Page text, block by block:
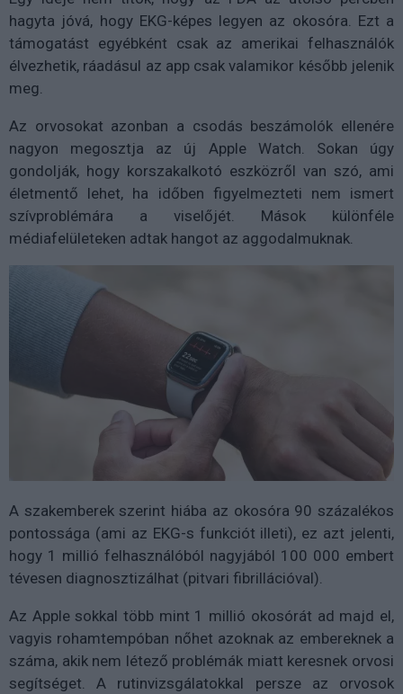
hagyta jóvá, hogy EKG-képes legyen az okosóra. Ezt a
támogatást egyébként csak az amerikai felhasználók
élvezhetik, ráadásul az app csak valamikor később jelenik
meg.
Az orvosokat azonban a csodás beszámolók ellenére
nagyon megosztja az új Apple Watch. Sokan úgy
gondolják, hogy korszakalkotó eszközről van szó, ami
életmentő lehet, ha időben figyelmezteti nem ismert
szívproblémára a viselőjét. Mások különféle
médiafelületeken adtak hangot az aggodalmuknak.
A szakemberek szerint hiába az okosóra 90 százalékos
pontossága (ami az EKG-s funkciót illeti), ez azt jelenti,
hogy 1 millió felhasználóból nagyjából 100 000 embert
tévesen diagnosztizálhat (pitvari fibrillációval).
Az Apple sokkal több mint 1 millió okosórát ad majd el,
vagyis rohamtempóban nőhet azoknak az embereknek a
száma, akik nem létező problémák miatt keresnek orvosi
segítséget. A rutinvizsgálatokkal persze az orvosok